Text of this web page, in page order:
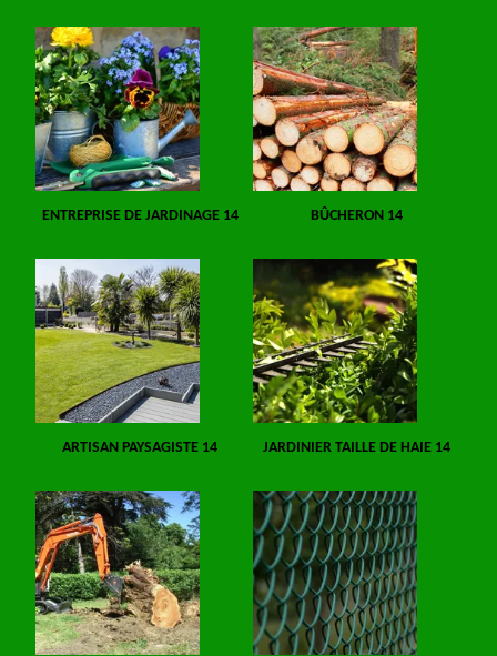
ENTREPRISE DE JARDINAGE 14 BÛCHERON 14
ARTISAN PAYSAGISTE 14 JARDINIER TAILLE DE HAIE 14